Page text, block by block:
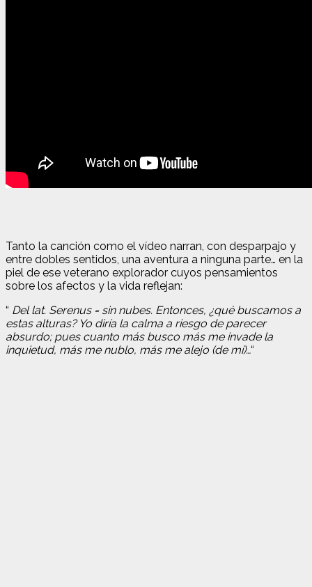
Tanto la canción como el vídeo narran, con desparpajo y
entre dobles sentidos, una aventura a ninguna parte… en la
piel de ese veterano explorador cuyos pensamientos
sobre los afectos y la vida reflejan:
“ Del lat. Serenus = sin nubes. Entonces, ¿qué buscamos a
estas alturas? Yo diría la calma a riesgo de parecer
absurdo; pues cuanto más busco más me invade la
inquietud, más me nublo, más me alejo (de mí)…“